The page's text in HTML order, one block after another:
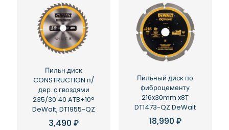
Пильн.диск
CONSTRUCTION п/
дер. с гвоздями
235/30 40 ATB+10°
DeWalt, DT1955-QZ
3,490₽
Пильный диск по
фиброцементу
216x30mm x8T
DT1473-QZ DeWalt
18,990 ₽